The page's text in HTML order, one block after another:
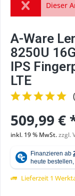
Dieser
A-Ware
8250U
IPS
LTE
(
509,99 €
inkl. 19 % MwSt.zzgl.
Lieferzeit 1